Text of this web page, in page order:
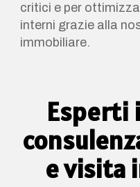
critici e per
interni grazie alla
immobiliare.
Esperti
e visita